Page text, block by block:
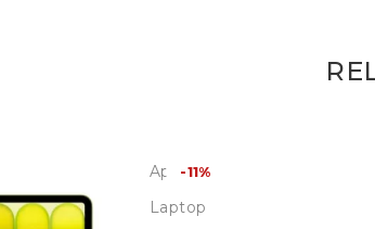
-11%
Apple
Laptop